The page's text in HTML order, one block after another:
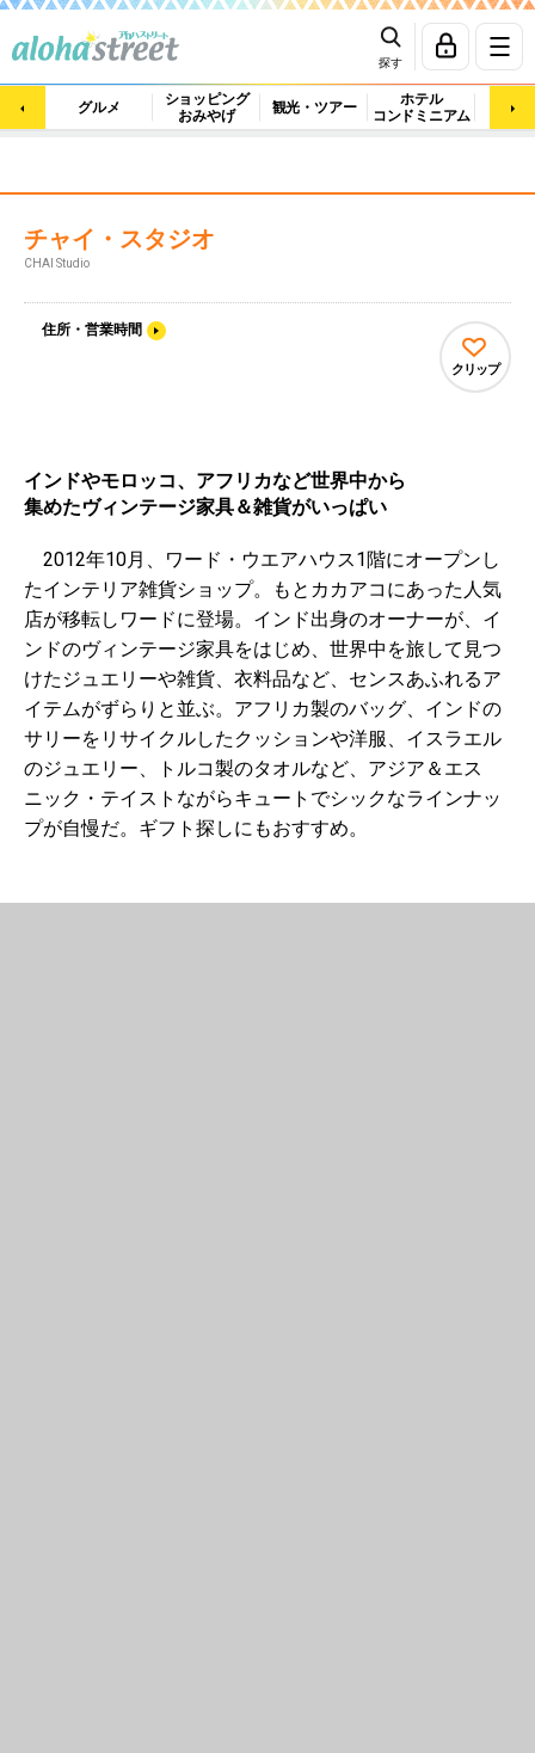
探す
グルメ
ショッピング
おみやげ
観光・ツアー
ホテル
コンドミニアム
マッ
チャイ・スタジオ
CHAI Studio
住所・営業時間
クリップ
インドやモロッコ、アフリカなど世界中から
集めたヴィンテージ家具＆雑貨がいっぱい
2012年10月、ワード・ウエアハウス1階にオープンし
たインテリア雑貨ショップ。もとカカアコにあった人気
店が移転しワードに登場。インド出身のオーナーが、イ
ンドのヴィンテージ家具をはじめ、世界中を旅して見つ
けたジュエリーや雑貨、衣料品など、センスあふれるア
イテムがずらりと並ぶ。アフリカ製のバッグ、インドの
サリーをリサイクルしたクッションや洋服、イスラエル
のジュエリー、トルコ製のタオルなど、アジア＆エス
ニック・テイストながらキュートでシックなラインナッ
プが自慢だ。ギフト探しにもおすすめ。